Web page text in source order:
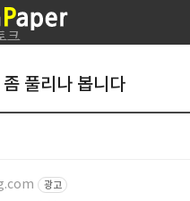
풀리나 봅니다
광고